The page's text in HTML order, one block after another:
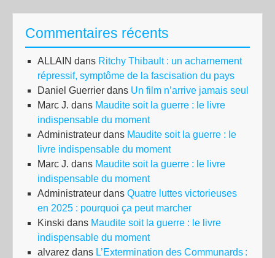
Commentaires récents
ALLAIN dans Ritchy Thibault : un acharnement
répressif, symptôme de la fascisation du pays
Daniel Guerrier dans Un film n’arrive jamais seul
Marc J. dans Maudite soit la guerre : le livre
indispensable du moment
Administrateur dans Maudite soit la guerre : le
livre indispensable du moment
Marc J. dans Maudite soit la guerre : le livre
indispensable du moment
Administrateur dans Quatre luttes victorieuses
en 2025 : pourquoi ça peut marcher
Kinski dans Maudite soit la guerre : le livre
indispensable du moment
alvarez dans L’Extermination des Communards :